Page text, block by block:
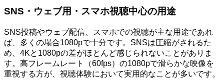
SNS・ウェブ用・スマホ視聴中心の用途
SNS投稿やウェブ配信、スマホでの視聴が主な用途であれ
ば、多くの場合1080pで十分です。SNSは圧縮がされるた
め、4Kと1080pの差がほとんど感じられないことがありま
す。高フレームレート（60fps）の1080pで滑らかな映像を
重視する方が、視聴体験において実用的なことが多いです。